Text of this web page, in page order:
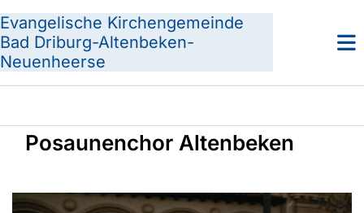
Evangelische Kirchengemeinde
Bad Driburg-Altenbeken-
Neuenheerse
Posaunenchor Altenbeken